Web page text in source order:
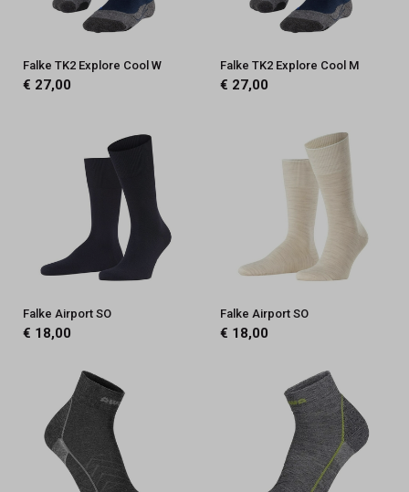
Falke TK2 Explore Cool W
€ 27,00
Falke TK2 Explore Cool M
€ 27,00
Falke Airport SO
€ 18,00
Falke Airport SO
€ 18,00